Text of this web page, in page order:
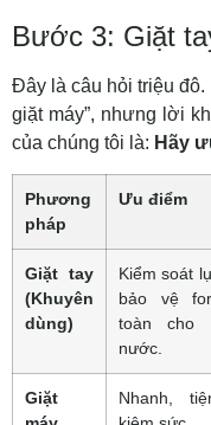
Bước 3: Giặt
Đây là câu hỏi triệu đô.
giặt máy”, nhưng lời
của chúng tôi là: Hãy
Phương
pháp
Ưu điểm
Giặt tay
(Khuyên
dùng)
Kiểm soát
bảo vệ
toàn cho
nước.
Giặt
Nhanh,